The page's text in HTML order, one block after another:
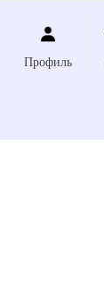
Профиль